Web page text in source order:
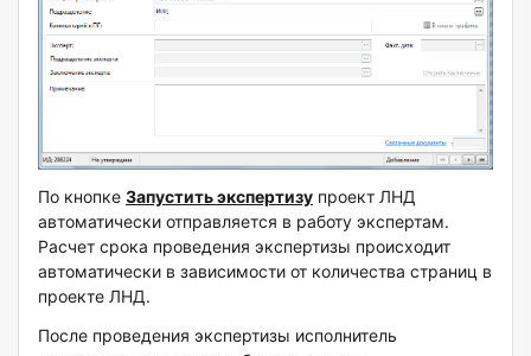
По кнопке Запустить экспертизу проект ЛНД
автоматически отправляется в работу экспертам.
Расчет срока проведения экспертизы происходит
автоматически в зависимости от количества страниц в
проекте ЛНД.
После проведения экспертизы исполнитель